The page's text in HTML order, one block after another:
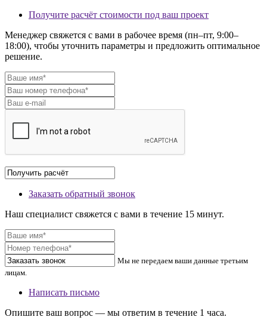
Получите расчёт стоимости под ваш проект
Менеджер свяжется с вами в рабочее время (пн–пт, 9:00–
18:00), чтобы уточнить параметры и предложить оптимальное
решение.
Заказать обратный звонок
Наш специалист свяжется с вами в течение 15 минут.
Мы не передаем ваши данные третьим
лицам.
Написать письмо
Опишите ваш вопрос — мы ответим в течение 1 часа.